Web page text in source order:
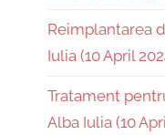
Reimplantarea
Iulia (10 April
Tratament
Alba Iulia (10